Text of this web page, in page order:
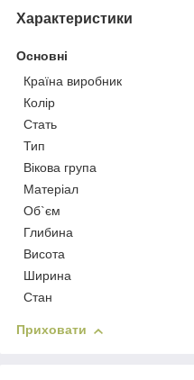
Характеристики
Основні
Країна виробник
Колір
Стать
Тип
Вікова група
Матеріал
Об`єм
Глибина
Висота
Ширина
Стан
Приховати